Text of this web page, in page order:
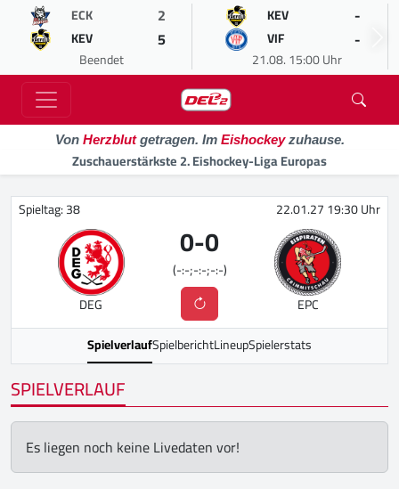
ECK 2
KEV 5
Beendet
KEV -
VIF -
21.08. 15:00 Uhr
Von Herzblutgetragen. Im Eishockeyzuhause.
Zuschauerstärkste 2. Eishockey-Liga Europas
Spieltag: 38 22.01.27 19:30 Uhr
DEG
0-0
(-:-;-:-;-:-)
EPC
SpielverlaufSpielberichtLineupSpielerstats
SPIELVERLAUF
Es liegen noch keine Livedaten vor!